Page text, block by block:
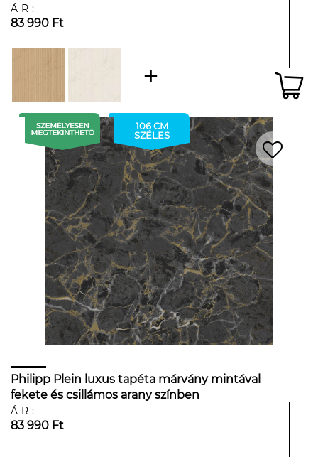
ÁR:
83 990 Ft
106 CM
SZÉLES
Philipp Plein luxus tapéta márvány mintával
fekete és csillámos arany színben
ÁR:
83 990 Ft